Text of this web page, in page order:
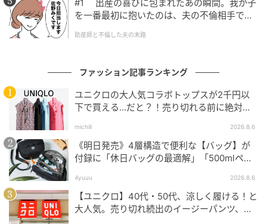
#1 出産の喜びに包まれたあの瞬間。我が子
を一番最初に抱いたのは、夫の不倫相手でし
助産師と不倫した夫の末路
ファッション記事ランキング
ユニクロの大人気コラボトップスが2千円以
下で買える…だと？！売り切れる前に絶対買
michill 2026.8.6
《明日発売》4層構造で便利な【バッグ】が
付録に「休日バッグの最適解」「500mlペッ
4yuuu 2026.8.6
【ユニクロ】40代・50代、涼しく履ける！と
大人気。売り切れ続出のイージーパンツ、買